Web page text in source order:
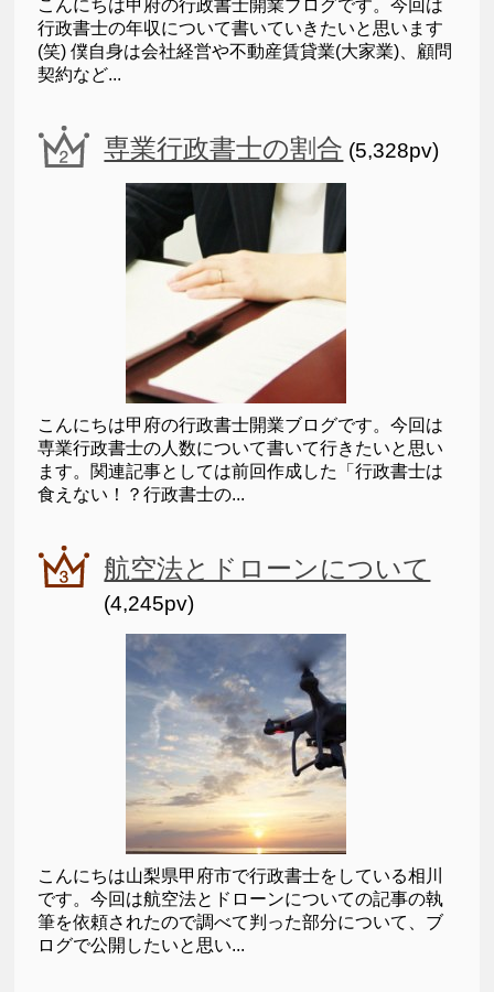
こんにちは甲府の行政書士開業ブログです。今回は
行政書士の年収について書いていきたいと思います
(笑) 僕自身は会社経営や不動産賃貸業(大家業)、顧問
契約など...
専業行政書士の割合 (5,328pv)
こんにちは甲府の行政書士開業ブログです。今回は
専業行政書士の人数について書いて行きたいと思い
ます。関連記事としては前回作成した「行政書士は
食えない！？行政書士の...
航空法とドローンについて
(4,245pv)
こんにちは山梨県甲府市で行政書士をしている相川
です。今回は航空法とドローンについての記事の執
筆を依頼されたので調べて判った部分について、ブ
ログで公開したいと思い...